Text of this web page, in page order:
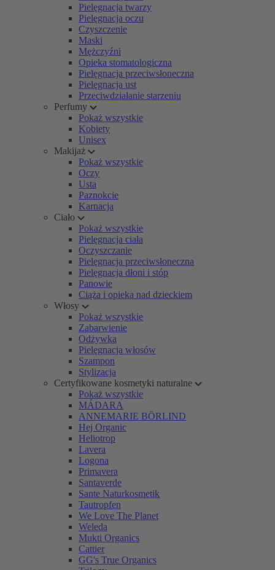
Pielęgnacja twarzy
Pielęgnacja oczu
Czyszczenie
Maski
Mężczyźni
Opieka stomatologiczna
Pielęgnacja przeciwsłoneczna
Pielęgnacja ust
Przeciwdziałanie starzeniu
Perfumy
Pokaż wszystkie
Kobiety
Unisex
Makijaż
Pokaż wszystkie
Oczy
Usta
Paznokcie
Karnacja
Ciało
Pokaż wszystkie
Pielęgnacja ciała
Oczyszczanie
Pielęgnacja przeciwsłoneczna
Pielęgnacja dłoni i stóp
Panowie
Ciąża i opieka nad dzieckiem
Włosy
Pokaż wszystkie
Zabarwienie
Odżywka
Pielęgnacja włosów
Szampon
Stylizacja
Certyfikowane kosmetyki naturalne
Pokaż wszystkie
MÁDARA
ANNEMARIE BÖRLIND
Hej Organic
Heliotrop
Lavera
Logona
Primavera
Santaverde
Sante Naturkosmetik
Tautropfen
We Love The Planet
Weleda
Mukti Organics
Cattier
GG's True Organics